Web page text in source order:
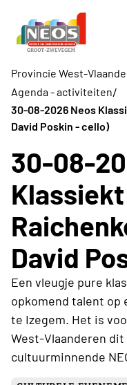
Provincie West-
Agenda - activiteiten/
30-08-2026 Neos
David Poskin - cello)
30-08-
David
Een vleugje pure
opkomend talent op
te Izegem. Het is
West-Vlaanderen
cultuurminnende